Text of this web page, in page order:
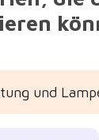
und